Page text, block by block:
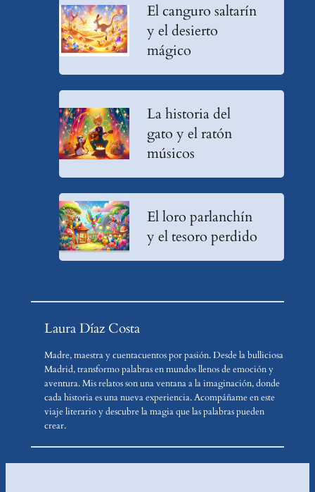
El canguro saltarín
y el desierto
mágico
La historia del
gato y el ratón
músicos
El loro parlanchín
y el tesoro perdido
Laura Díaz Costa
Madre, maestra y cuentacuentos por pasión. Desde la bulliciosa
Madrid, transformo palabras en mundos llenos de emoción y
aventura. Mis relatos son una ventana a la imaginación, donde
cada historia es una nueva experiencia. Acompáñame en este
viaje literario y descubre la magia que las palabras pueden
crear.